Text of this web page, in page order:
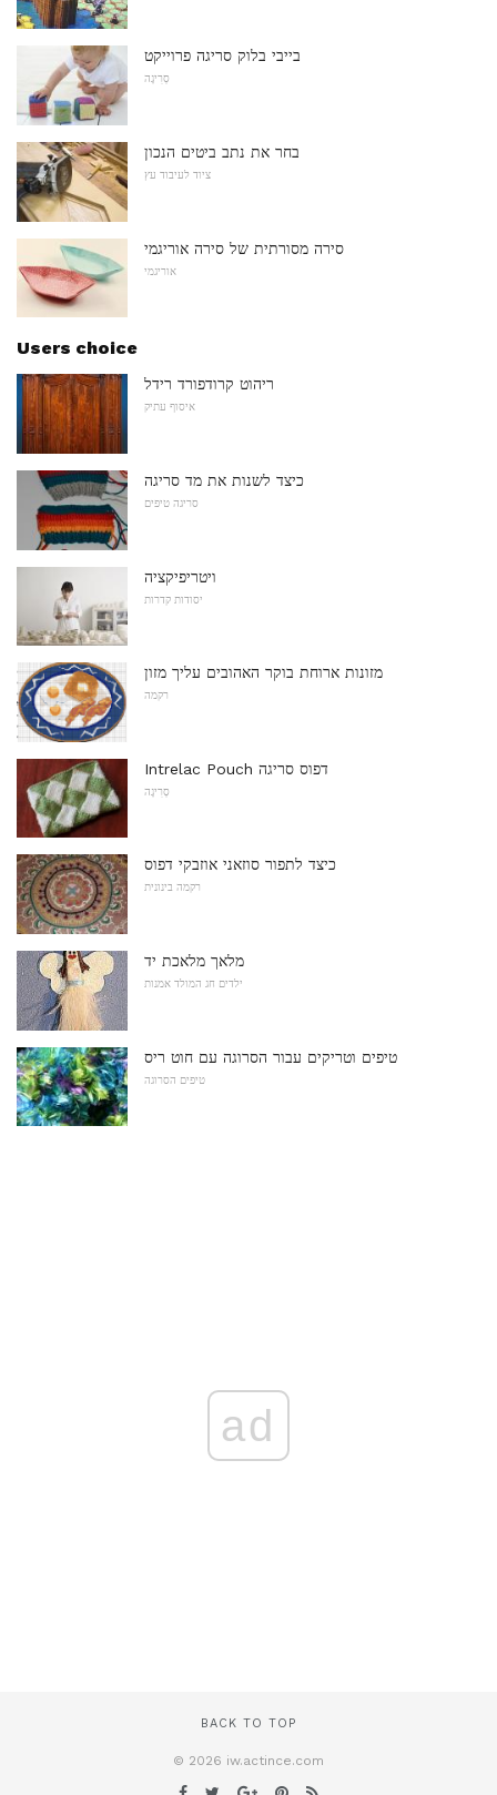
בייבי בלוק סריגה פרוייקט
סְרִיגָה
בחר את נתב ביטים הנכון
ציוד לעיבוד עץ
סירה מסורתית של סירה אוריגמי
אוריגמי
Users choice
ריהוט קרודפורד רידל
איסוף עתיק
כיצד לשנות את מד סריגה
סריגה טיפים
ויטריפיקציה
יסודות קדרות
מזונות ארוחת בוקר האהובים עליך מזון
רקמה
Intrelac Pouch דפוס סריגה
סְרִיגָה
כיצד לתפור סוזאני אוזבקי דפוס
רקמה בינונית
מלאך מלאכת יד
ילדים חג המולד אמנות
טיפים וטריקים עבור הסרוגה עם חוט ריס
טיפים הסרוגה
ad
BACK TO TOP
© 2026 iw.actince.com